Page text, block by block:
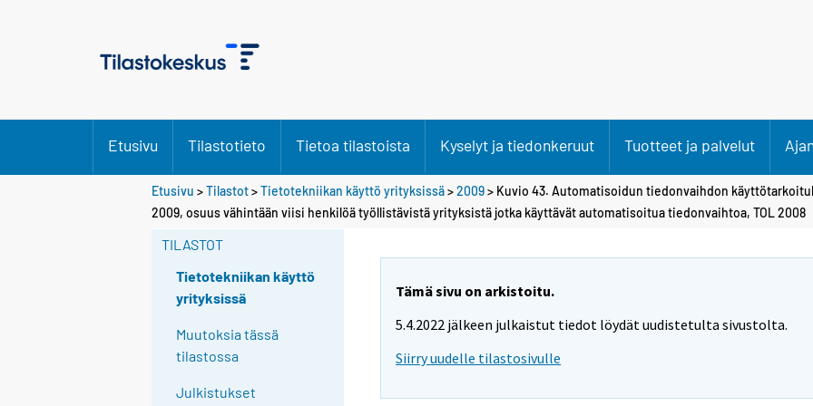
Etusivu Tilastotieto Tietoa tilastoista Kyselyt ja tiedonkeruut Tuotteet ja palvelut
Etusivu >Tilastot>Tietotekniikan käyttö yrityksissä>2009> Kuvio 43. Automatisoidun tiedonvaihdon
2009, osuus vähintään viisi henkilöä työllistävistä yrityksistä jotka käyttävät automatisoitua tiedonvaihtoa, TOL 2008
TILASTOT
Tietotekniikan käyttö
yrityksissä
Muutoksia tässä
tilastossa
Julkistukset
Tämä sivu on arkistoitu.
5.4.2022 jälkeen julkaistut tiedot löydät uudistetulta sivustolta.
Siirry uudelle tilastosivulle